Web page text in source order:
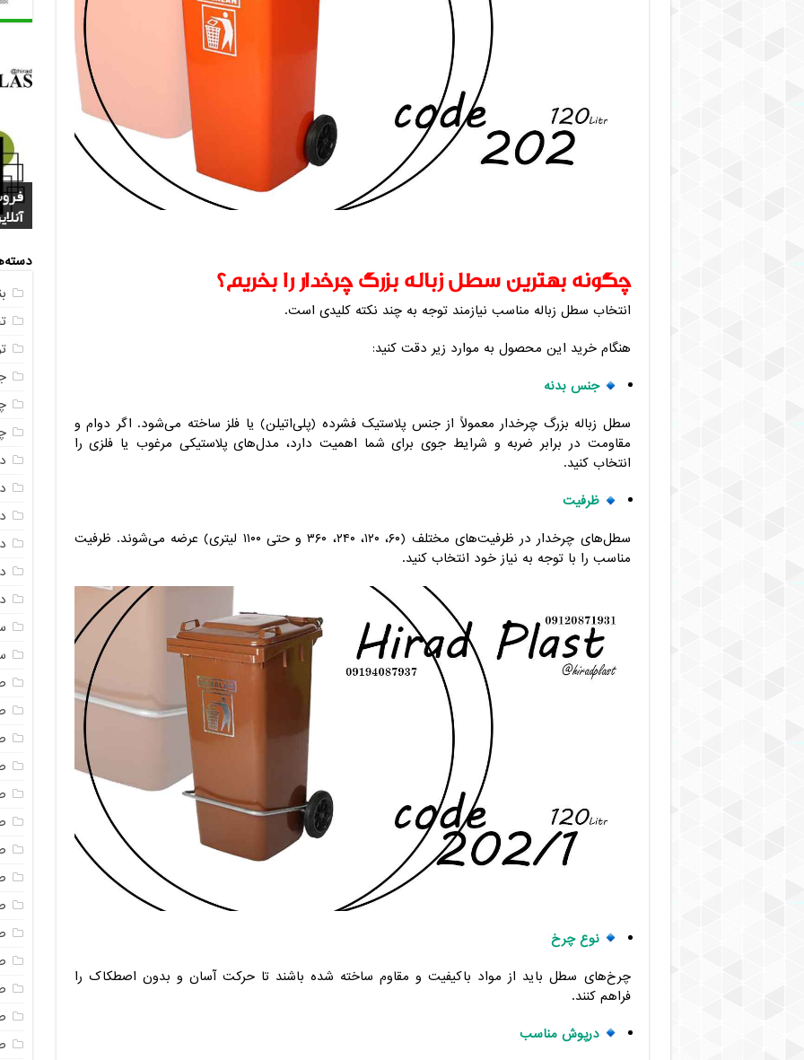
چگونه بهترین سطل زباله بزرگ چرخدار را بخریم؟
انتخاب سطل زباله مناسب نیازمند توجه به چند نکته کلیدی است.
هنگام خرید این محصول به موارد زیر دقت کنید:
جنس بدنه
سطل زباله بزرگ چرخدار معمولاً از جنس پلاستیک فشرده (پلی‌اتیلن) یا فلز ساخته می‌شود. اگر دوام و
مقاومت در برابر ضربه و شرایط جوی برای شما اهمیت دارد، مدل‌های پلاستیکی مرغوب یا فلزی را
انتخاب کنید.
ظرفیت
سطل‌های چرخدار در ظرفیت‌های مختلف (۶۰، ۱۲۰، ۲۴۰، ۳۶۰ و حتی ۱۱۰۰ لیتری) عرضه می‌شوند. ظرفیت
مناسب را با توجه به نیاز خود انتخاب کنید.
نوع چرخ
چرخ‌های سطل باید از مواد باکیفیت و مقاوم ساخته شده باشند تا حرکت آسان و بدون اصطکاک را
فراهم کنند.
درپوش مناسب
+